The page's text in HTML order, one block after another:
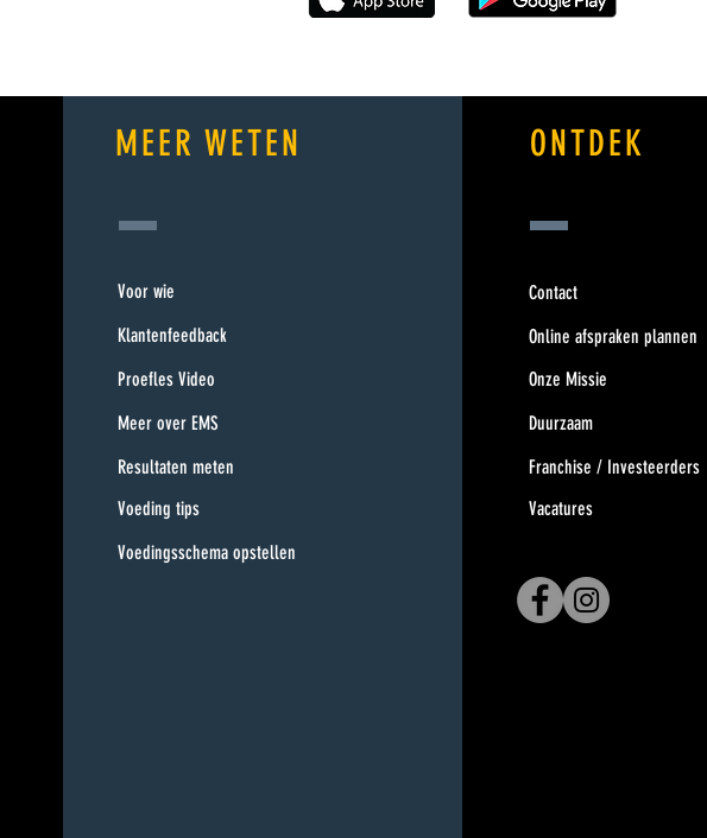
MEER WETEN
Voor wie
Klantenfeedback
Proefles Video
Meer over EMS
Resultaten meten
Voeding tips
Voedingsschema opstellen
ONTDEK
Contact
Online afspraken plannen
Onze Missie
Duurzaam
Franchise / Investeerders
Vacatures